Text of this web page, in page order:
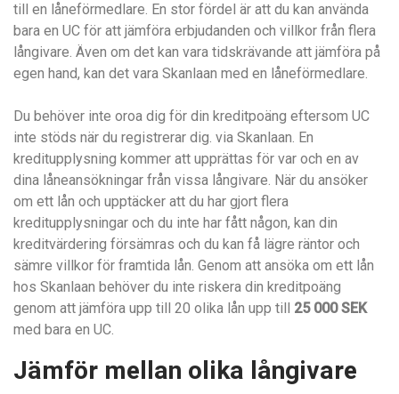
till en låneförmedlare. En stor fördel är att du kan använda
bara en UC för att jämföra erbjudanden och villkor från flera
långivare. Även om det kan vara tidskrävande att jämföra på
egen hand, kan det vara Skanlaan med en låneförmedlare.
Du behöver inte oroa dig för din kreditpoäng eftersom UC
inte stöds när du registrerar dig. via Skanlaan. En
kreditupplysning kommer att upprättas för var och en av
dina låneansökningar från vissa långivare. När du ansöker
om ett lån och upptäcker att du har gjort flera
kreditupplysningar och du inte har fått någon, kan din
kreditvärdering försämras och du kan få lägre räntor och
sämre villkor för framtida lån. Genom att ansöka om ett lån
hos Skanlaan behöver du inte riskera din kreditpoäng
genom att jämföra upp till 20 olika lån upp till 25 000 SEK
med bara en UC.
Jämför mellan olika långivare